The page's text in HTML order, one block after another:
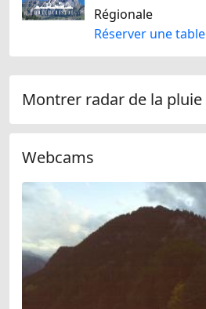
Régionale
Réserver une table
Montrer radar de la pluie
Webcams